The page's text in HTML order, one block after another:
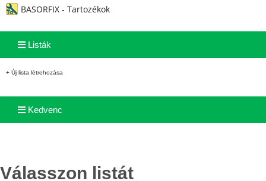
BASORFIX - Tartozékok
Listák
+ Új lista létrehozása
Kedvenc
Válasszon listát